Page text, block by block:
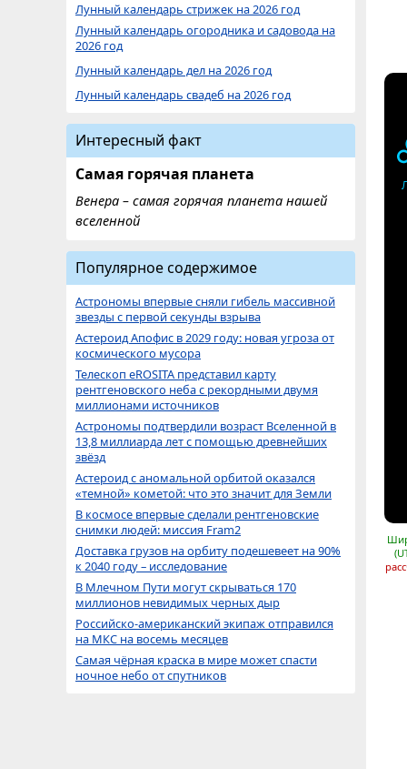
Лунный календарь стрижек на 2026 год
Лунный календарь огородника и садовода на
2026 год
Лунный календарь дел на 2026 год
Лунный календарь свадеб на 2026 год
Интересный факт
Самая горячая планета
Венера – самая горячая планета нашей
вселенной
Популярное содержимое
Астрономы впервые сняли гибель массивной
звезды с первой секунды взрыва
Астероид Апофис в 2029 году: новая угроза от
космического мусора
Телескоп eROSITA представил карту
рентгеновского неба с рекордными двумя
миллионами источников
Астрономы подтвердили возраст Вселенной в
13,8 миллиарда лет с помощью древнейших
звёзд
Астероид с аномальной орбитой оказался
«темной» кометой: что это значит для Земли
В космосе впервые сделали рентгеновские
снимки людей: миссия Fram2
Доставка грузов на орбиту подешевеет на 90%
к 2040 году – исследование
В Млечном Пути могут скрываться 170
миллионов невидимых черных дыр
Российско-американский экипаж отправился
на МКС на восемь месяцев
Самая чёрная краска в мире может спасти
ночное небо от спутников